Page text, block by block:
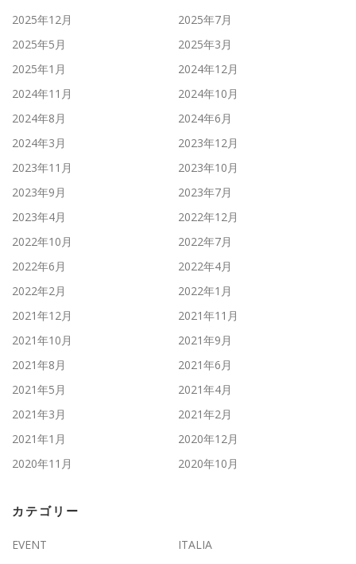
2025年12月
2025年7月
2025年5月
2025年3月
2025年1月
2024年12月
2024年11月
2024年10月
2024年8月
2024年6月
2024年3月
2023年12月
2023年11月
2023年10月
2023年9月
2023年7月
2023年4月
2022年12月
2022年10月
2022年7月
2022年6月
2022年4月
2022年2月
2022年1月
2021年12月
2021年11月
2021年10月
2021年9月
2021年8月
2021年6月
2021年5月
2021年4月
2021年3月
2021年2月
2021年1月
2020年12月
2020年11月
2020年10月
カテゴリー
EVENT
ITALIA